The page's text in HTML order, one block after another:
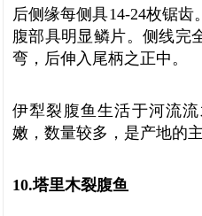
后侧缘每侧具14-24枚锯
腹部具明显鳞片。侧线完
弯，后伸入尾柄之正中。
伊犁裂腹鱼生活于河流
嫩，数量较多，是产地的
10.塔里木裂腹鱼